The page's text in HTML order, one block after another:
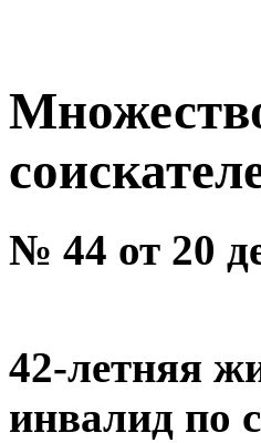
№ 44 от 20
42-летняя
инвалид по